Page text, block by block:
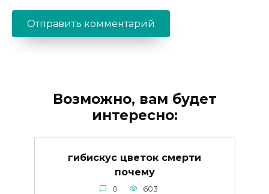
Возможно, вам будет
интересно:
гибискус цветок смерти
почему
0 603